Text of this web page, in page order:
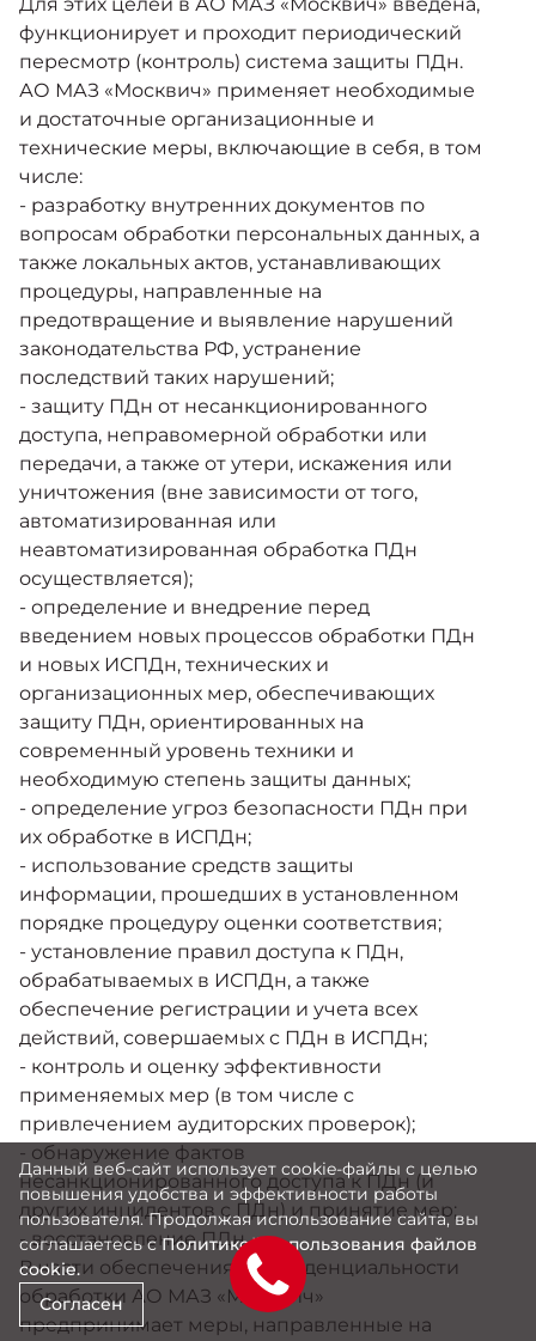
функционирует и проходит периодический
пересмотр (контроль) система защиты ПДн.
АО МАЗ «Москвич» применяет необходимые
и достаточные организационные и
технические меры, включающие в себя, в том
числе:
- разработку внутренних документов по
вопросам обработки персональных данных, а
также локальных актов, устанавливающих
процедуры, направленные на
предотвращение и выявление нарушений
законодательства РФ, устранение
последствий таких нарушений;
- защиту ПДн от несанкционированного
доступа, неправомерной обработки или
передачи, а также от утери, искажения или
уничтожения (вне зависимости от того,
автоматизированная или
неавтоматизированная обработка ПДн
осуществляется);
- определение и внедрение перед
введением новых процессов обработки ПДн
и новых ИСПДн, технических и
организационных мер, обеспечивающих
защиту ПДн, ориентированных на
современный уровень техники и
необходимую степень защиты данных;
- определение угроз безопасности ПДн при
их обработке в ИСПДн;
- использование средств защиты
информации, прошедших в установленном
порядке процедуру оценки соответствия;
- установление правил доступа к ПДн,
обрабатываемых в ИСПДн, а также
обеспечение регистрации и учета всех
действий, совершаемых с ПДн в ИСПДн;
- контроль и оценку эффективности
применяемых мер (в том числе с
привлечением аудиторских проверок);
- обнаружение фактов
несанкционированного доступа к ПДн (и
других инцидентов с ПДн) и принятие мер;
- восстановление ПДн.
В части обеспечения конфиденциальности
обработки АО МАЗ «Москвич»
предпринимает меры, направленные на
Данный веб-сайт использует cookie-файлы с целью
повышения удобства и эффективности работы
пользователя. Продолжая использование сайта, вы
соглашаетесь сПолитикой использования файлов
cookie.
Согласен